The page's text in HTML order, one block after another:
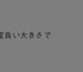
良い大きさで